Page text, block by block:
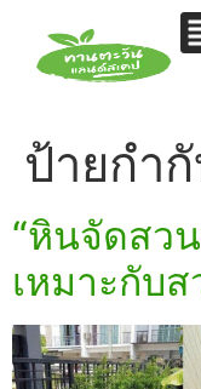
ป้ายกำ
“หินจัดสว
เหมาะกับ